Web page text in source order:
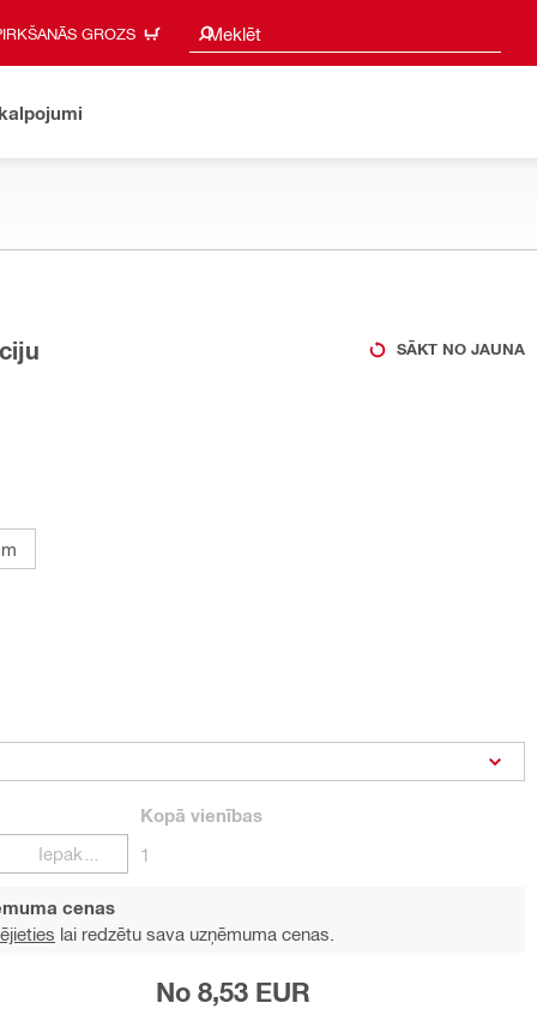
GROZS Meklēt
Meklēšanas ieteikumi
SĀKT NO JAUNA
Kopā vienības
1
cenas
lai redzētu sava uzņēmuma cenas.
No 8,53 EUR